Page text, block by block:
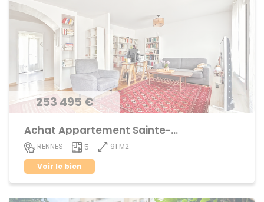
253 495 €
Achat Appartement Sainte-Thérèse
RENNES 5
91 M2
Voir le bien